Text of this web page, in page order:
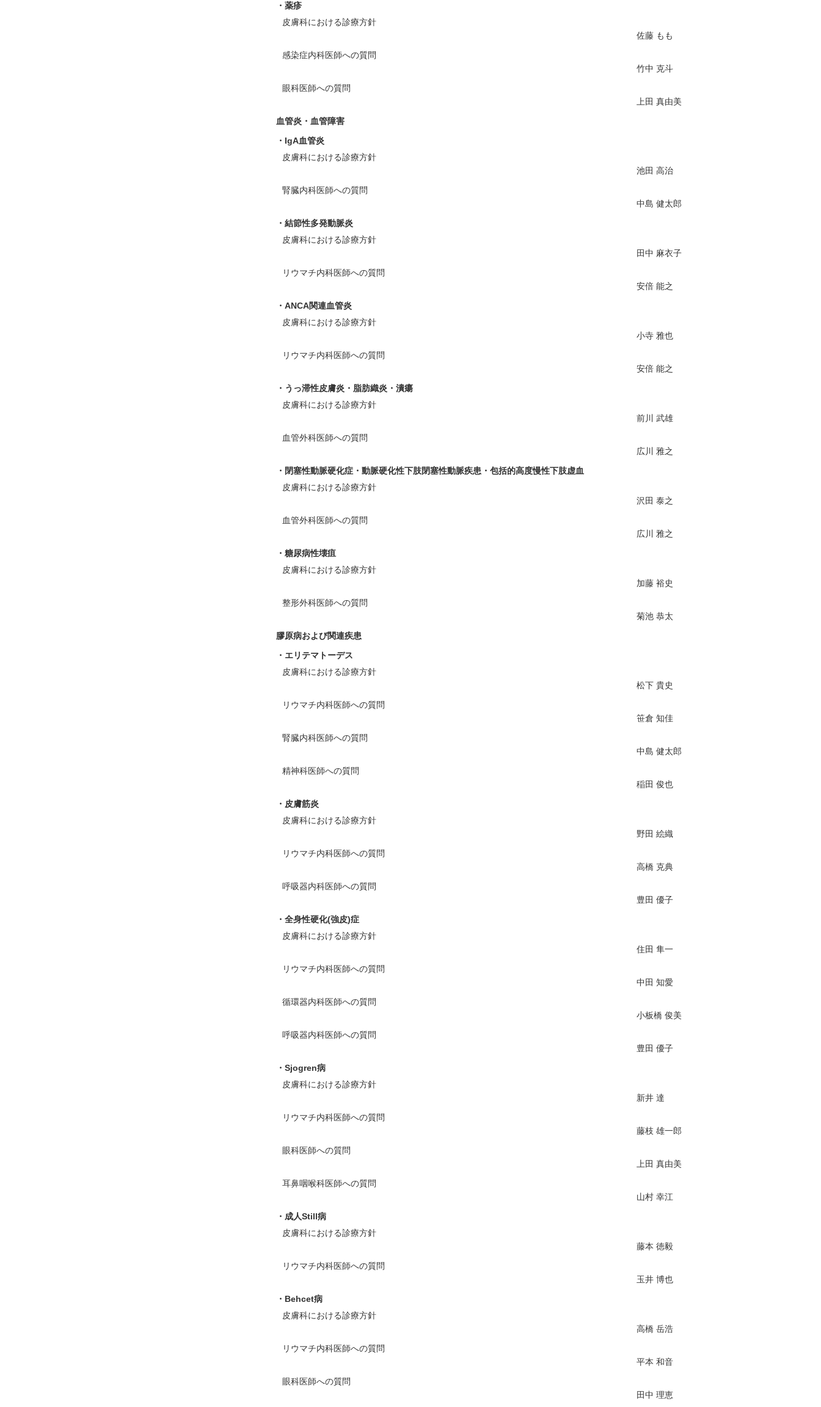
・薬疹
皮膚科における診療方針
佐藤 もも
感染症内科医師への質問
竹中 克斗
眼科医師への質問
上田 真由美
血管炎・血管障害
・IgA血管炎
皮膚科における診療方針
池田 高治
腎臓内科医師への質問
中島 健太郎
・結節性多発動脈炎
皮膚科における診療方針
田中 麻衣子
リウマチ内科医師への質問
安倍 能之
・ANCA関連血管炎
皮膚科における診療方針
小寺 雅也
リウマチ内科医師への質問
安倍 能之
・うっ滞性皮膚炎・脂肪織炎・潰瘍
皮膚科における診療方針
前川 武雄
血管外科医師への質問
広川 雅之
・閉塞性動脈硬化症・動脈硬化性下肢閉塞性動脈疾患・包括的高度慢性下肢虚血
皮膚科における診療方針
沢田 泰之
血管外科医師への質問
広川 雅之
・糖尿病性壊疽
皮膚科における診療方針
加藤 裕史
整形外科医師への質問
菊池 恭太
膠原病および関連疾患
・エリテマトーデス
皮膚科における診療方針
松下 貴史
リウマチ内科医師への質問
笹倉 知佳
腎臓内科医師への質問
中島 健太郎
精神科医師への質問
稲田 俊也
・皮膚筋炎
皮膚科における診療方針
野田 絵織
リウマチ内科医師への質問
高橋 克典
呼吸器内科医師への質問
豊田 優子
・全身性硬化(強皮)症
皮膚科における診療方針
住田 隼一
リウマチ内科医師への質問
中田 知愛
循環器内科医師への質問
小板橋 俊美
呼吸器内科医師への質問
豊田 優子
・Sjogren病
皮膚科における診療方針
新井 達
リウマチ内科医師への質問
藤枝 雄一郎
眼科医師への質問
上田 真由美
耳鼻咽喉科医師への質問
山村 幸江
・成人Still病
皮膚科における診療方針
藤本 徳毅
リウマチ内科医師への質問
玉井 博也
・Behcet病
皮膚科における診療方針
高橋 岳浩
リウマチ内科医師への質問
平本 和音
眼科医師への質問
田中 理恵